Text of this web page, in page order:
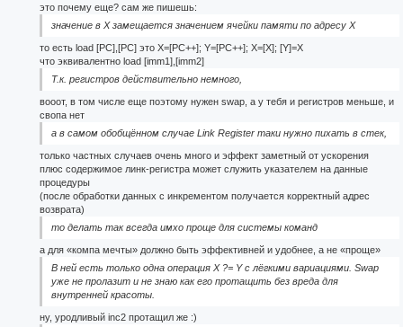
это почему еще? сам же пишешь:
значение в X замещается значением ячейки памяти по адресу X
то есть load [PC],[PC] это X=[PC++]; Y=[PC++]; X=[X]; [Y]=X
что эквивалентно load [imm1],[imm2]
Т.к. регистров действительно немного,
вооот, в том числе еще поэтому нужен swap, а у тебя и регистров меньше, и
свопа нет
а в самом обобщённом случае Link Register таки нужно пихать в стек,
только частных случаев очень много и эффект заметный от ускорения
плюс содержимое линк-регистра может служить указателем на данные
процедуры
(после обработки данных с инкрементом получается корректный адрес
возврата)
то делать так всегда имхо проще для системы команд
а для «компа мечты» должно быть эффективней и удобнее, а не «проще»
В ней есть только одна операция X ?= Y с лёгкими вариациями. Swap
уже не пролазит и не знаю как его протащить без вреда для
внутренней красоты.
ну, уродливый inc2 протащил же :)